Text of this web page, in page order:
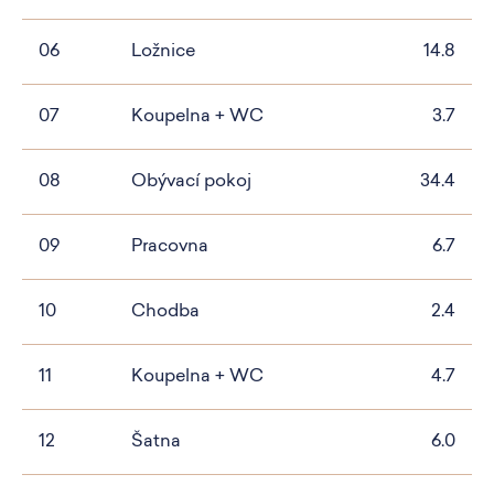
06 Ložnice 14.8
07 Koupelna + WC 3.7
08 Obývací pokoj 34.4
09 Pracovna 6.7
10 Chodba 2.4
11 Koupelna + WC 4.7
12 Šatna 6.0